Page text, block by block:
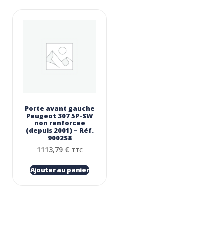
Porte avant gauche
Peugeot 307 5P-SW
non renforcee
(depuis 2001) – Réf.
9002S8
1113,79 € TTC
Ajouter au panier